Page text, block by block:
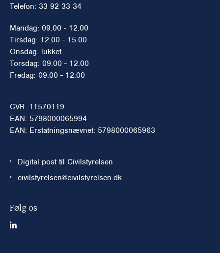
Telefon: 33 92 33 34
Mandag: 09.00 - 12.00
Tirsdag: 12.00 - 15.00
Onsdag: lukket
Torsdag: 09.00 - 12.00
Fredag: 09.00 - 12.00
CVR: 11570119
EAN: 5798000065994
EAN: Erstatningsnævnet: 5798000065963
Digital post til Civilstyrelsen
civilstyrelsen@civilstyrelsen.dk
Følg os